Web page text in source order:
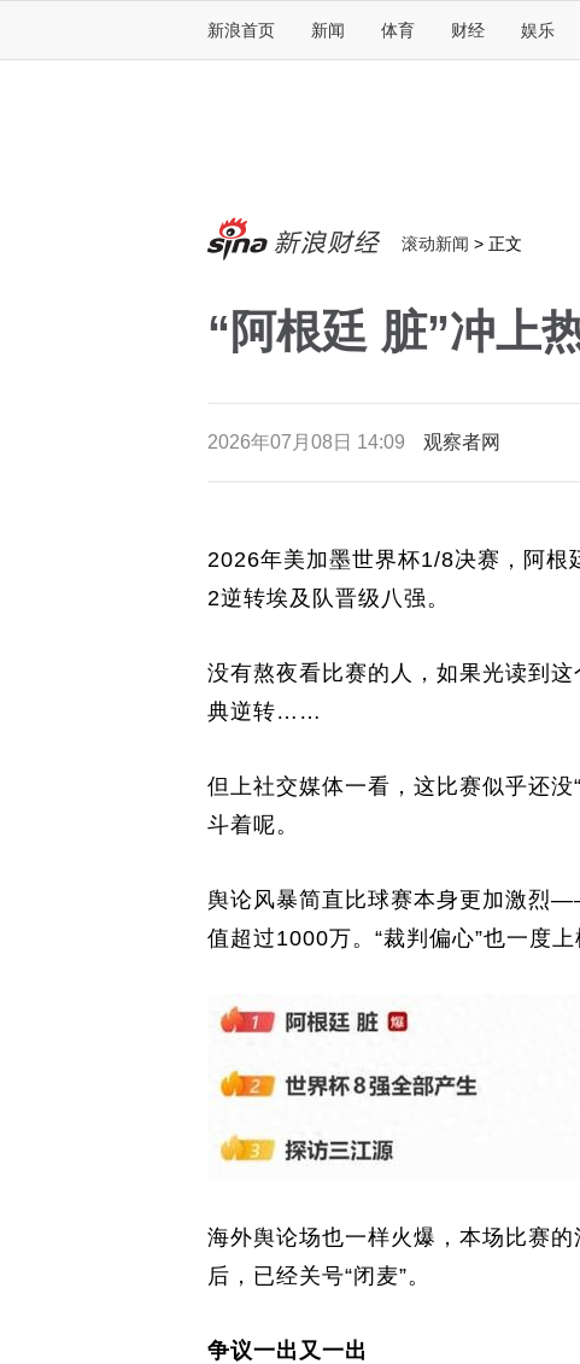
新浪首页 新闻 体育 财经 娱乐
滚动新闻 > 正文
“阿根廷 脏”冲上
2026年07月08日 14:09 观察者网
2026年美加墨世界杯1/8决赛，阿根
2逆转埃及队晋级八强。
没有熬夜看比赛的人，如果光读到
典逆转……
但上社交媒体一看，这比赛似乎还
斗着呢。
舆论风暴简直比球赛本身更加激烈
值超过1000万。“裁判偏心”也一度上
海外舆论场也一样火爆，本场比赛
后，已经关号“闭麦”。
争议一出又一出